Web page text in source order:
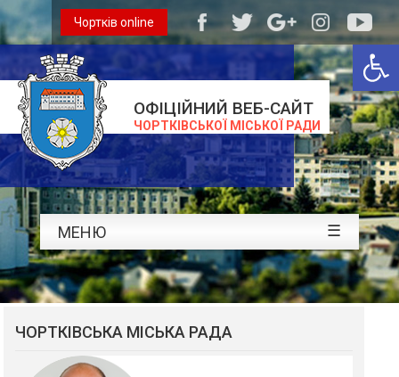
ОФІЦІЙНИЙ ВЕБ-САЙТ
ЧОРТКІВСЬКОЇ МІСЬКОЇ РАДИ
Чортків online
МЕНЮ ☰
ЧОРТКІВСЬКА МІСЬКА РАДА